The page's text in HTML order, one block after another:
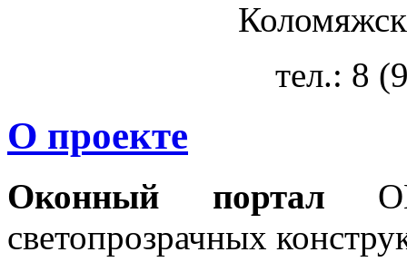
тел.: 8
О проекте
Оконный портал
светопрозрачных